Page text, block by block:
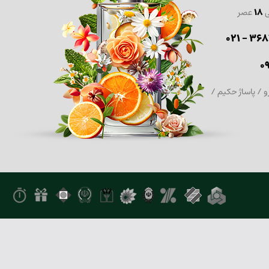
18عصر
/ پاساژ حکیم /